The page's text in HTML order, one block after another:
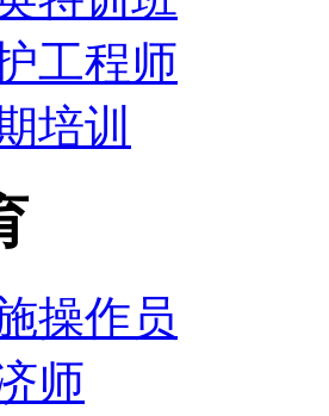
工程师
培训
操作员
师